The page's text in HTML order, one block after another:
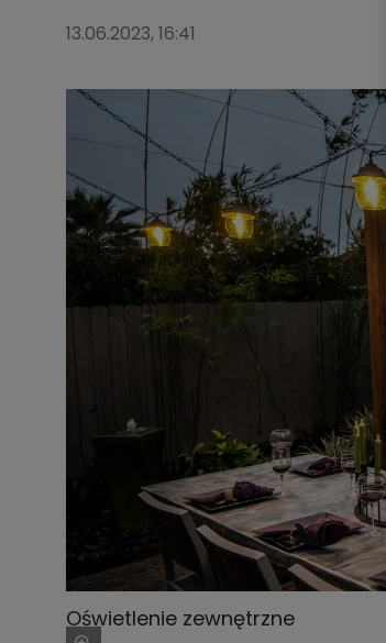
13.06.2023, 16:41
Oświetlenie zewnętrzne